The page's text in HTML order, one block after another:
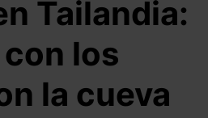
Tailandia:
los
la cueva